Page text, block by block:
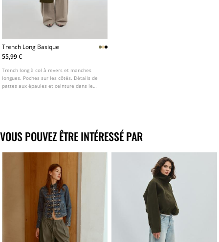
Trench Long Basique
55,99 €
Trench long à col à revers et manches
longues. Poches sur les côtés. Détails de
pattes aux épaules et ceinture dans le
VOUS POUVEZ ÊTRE INTÉRESSÉ PAR